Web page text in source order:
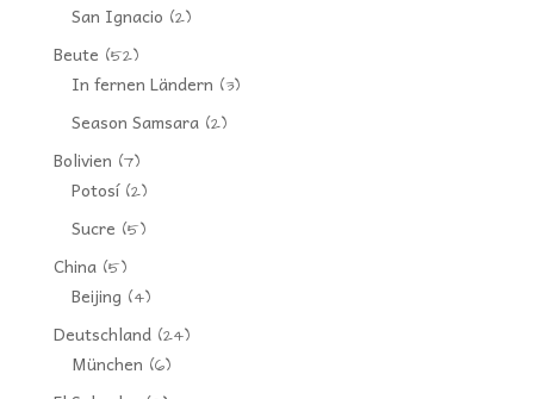
San Ignacio (2)
Beute (52)
In fernen Ländern (3)
Season Samsara(2)
Bolivien (7)
Potosí(2)
Sucre (5)
China(5)
Beijing (4)
Deutschland(24)
München (6)